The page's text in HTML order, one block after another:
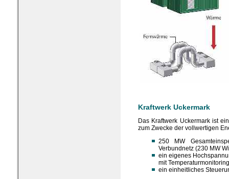
Kraftwerk Uckermark
Das Kraftwerk Uckermark ist
zum Zwecke der vollwertigen
250 MW
Verbundnetz (230 MW
ein eigenes
mit
ein einheitliches